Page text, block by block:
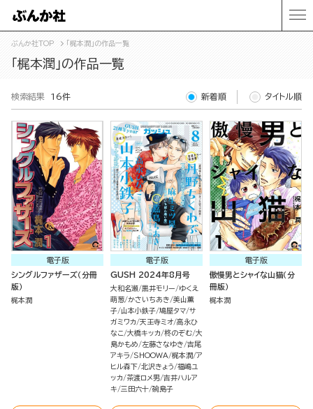
ぶんか社TOP 「梶本潤」の作品一覧
「梶本潤」の作品一覧
検索結果 16件 新着順 タイトル順
電子版
シングルファザーズ（分冊
版）
梶本潤
電子版
GUSH 2024年8月号
大和名瀬 黒井モリー
ゆくえ
萌葱 かさいちあき 美山薫
子 山本小鉄子 鳩屋タマ サ
ガミワカ 天王寺ミオ 高永ひ
なこ 大橋キッカ 柊のぞむ 大
島かもめ 左藤さなゆき 吉尾
アキラ SHOOWA 梶本潤 ア
ヒル森下 北沢きょう 福嶋ユ
ッカ 茶渡ロメ男 吉井ハルア
キ 三田六十 碗島子
電子版
傲慢男とシャイな山猫（分
冊版）
梶本潤